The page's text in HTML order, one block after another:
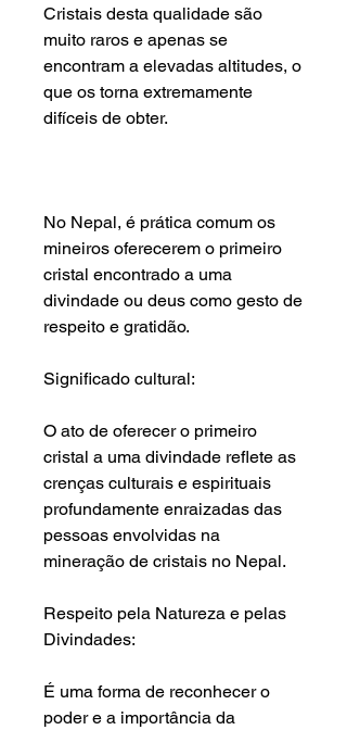
Cristais desta qualidade são
muito raros e apenas se
encontram a elevadas altitudes, o
que os torna extremamente
difíceis de obter.
No Nepal, é prática comum os
mineiros oferecerem o primeiro
cristal encontrado a uma
divindade ou deus como gesto de
respeito e gratidão.
Significado cultural:
O ato de oferecer o primeiro
cristal a uma divindade reflete as
crenças culturais e espirituais
profundamente enraizadas das
pessoas envolvidas na
mineração de cristais no Nepal.
Respeito pela Natureza e pelas
Divindades:
É uma forma de reconhecer o
poder e a importância da